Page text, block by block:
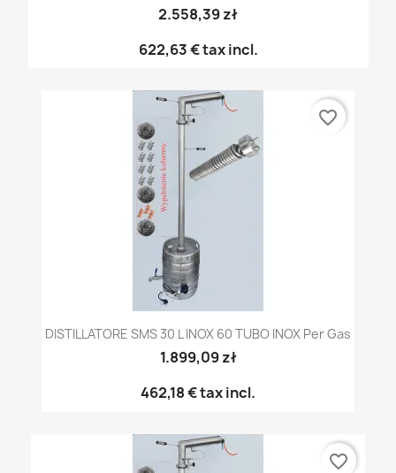
2.558,39 zł
622,63 €tax incl.
DISTILLATORE SMS 30 L INOX 60 TUBO INOX Per Gas
1.899,09 zł
462,18 €tax incl.
favorite_border
favorite_border